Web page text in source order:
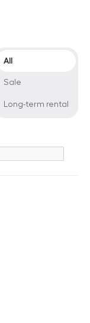
Offer type
All
Sale
Long-term rental